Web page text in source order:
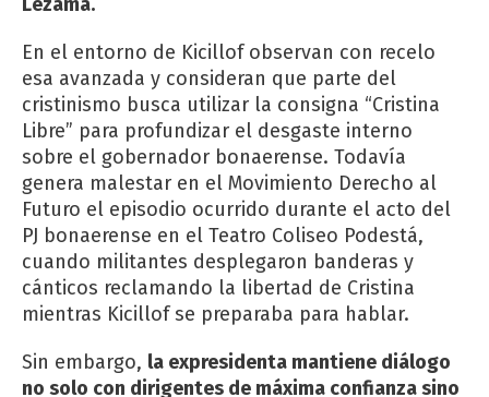
En el entorno de Kicillof observan con recelo
esa avanzada y consideran que parte del
cristinismo busca utilizar la consigna “Cristina
Libre” para profundizar el desgaste interno
sobre el gobernador bonaerense. Todavía
genera malestar en el Movimiento Derecho al
Futuro el episodio ocurrido durante el acto del
PJ bonaerense en el Teatro Coliseo Podestá,
cuando militantes desplegaron banderas y
cánticos reclamando la libertad de Cristina
mientras Kicillof se preparaba para hablar.
Sin embargo, la expresidenta mantiene diálogo
no solo con dirigentes de máxima confianza sino